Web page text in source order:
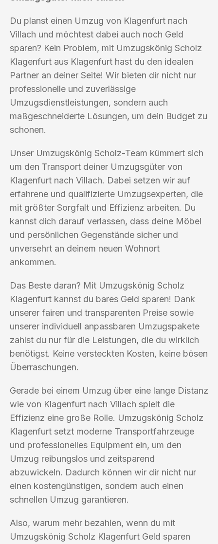
Du planst einen Umzug von Klagenfurt nach
Villach und möchtest dabei auch noch Geld
sparen? Kein Problem, mit Umzugskönig Scholz
Klagenfurt aus Klagenfurt hast du den idealen
Partner an deiner Seite! Wir bieten dir nicht nur
professionelle und zuverlässige
Umzugsdienstleistungen, sondern auch
maßgeschneiderte Lösungen, um dein Budget zu
schonen.
Unser Umzugskönig Scholz-Team kümmert sich
um den Transport deiner Umzugsgüter von
Klagenfurt nach Villach. Dabei setzen wir auf
erfahrene und qualifizierte Umzugsexperten, die
mit größter Sorgfalt und Effizienz arbeiten. Du
kannst dich darauf verlassen, dass deine Möbel
und persönlichen Gegenstände sicher und
unversehrt an deinem neuen Wohnort
ankommen.
Das Beste daran? Mit Umzugskönig Scholz
Klagenfurt kannst du bares Geld sparen! Dank
unserer fairen und transparenten Preise sowie
unserer individuell anpassbaren Umzugspakete
zahlst du nur für die Leistungen, die du wirklich
benötigst. Keine versteckten Kosten, keine bösen
Überraschungen.
Gerade bei einem Umzug über eine lange Distanz
wie von Klagenfurt nach Villach spielt die
Effizienz eine große Rolle. Umzugskönig Scholz
Klagenfurt setzt moderne Transportfahrzeuge
und professionelles Equipment ein, um den
Umzug reibungslos und zeitsparend
abzuwickeln. Dadurch können wir dir nicht nur
einen kostengünstigen, sondern auch einen
schnellen Umzug garantieren.
Also, warum mehr bezahlen, wenn du mit
Umzugskönig Scholz Klagenfurt Geld sparen